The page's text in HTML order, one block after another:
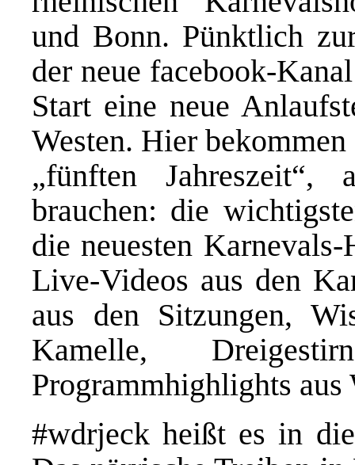
und Bonn. Pünktlich
der neue facebook-
Start eine neue
Westen. Hier
„fünften
brauchen: die
die neuesten
Live-Videos aus den
aus den Sitzungen,
Kamelle,
Programmhighlights
#wdrjeck heißt es in